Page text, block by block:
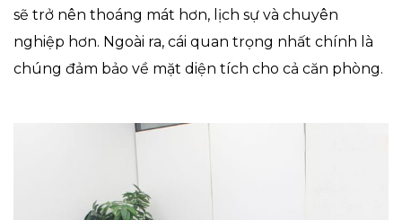
sẽ trở nên thoáng mát hơn, lịch sự và chuyên
nghiệp hơn. Ngoài ra, cái quan trọng nhất chính là
chúng đảm bảo về mặt diện tích cho cả căn phòng.